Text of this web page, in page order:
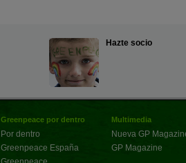
Hazte socio
Greenpeace por dentro
Por dentro
Greenpeace España
Multimedia
Nueva GP
GP Magazine